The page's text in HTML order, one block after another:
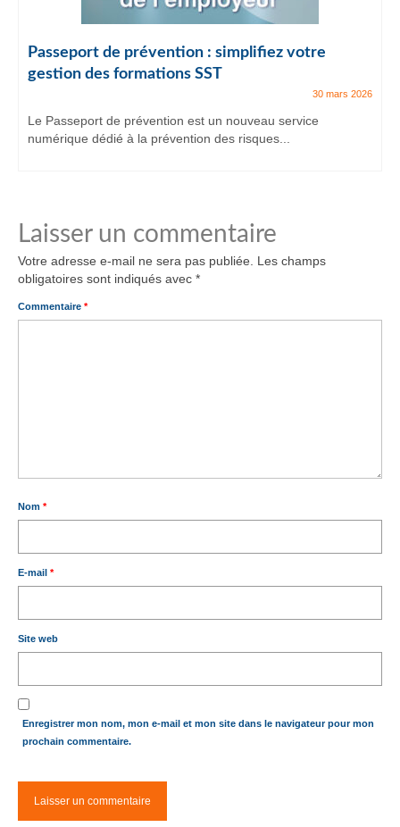
Passeport de prévention : simplifiez votre
gestion des formations SST
30 mars 2026
Le Passeport de prévention est un nouveau service
numérique dédié à la prévention des risques...
Laisser un commentaire
Votre adresse e-mail ne sera pas publiée.
Les champs
obligatoires sont indiqués avec *
Commentaire *
Nom *
E-mail *
Site web
Enregistrer mon nom, mon e-mail et mon site dans le navigateur pour mon
prochain commentaire.